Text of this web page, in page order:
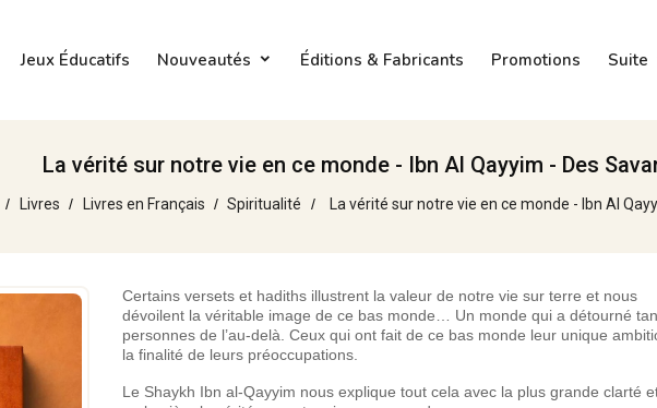
Jeux Éducatifs Nouveautés Éditions & Fabricants Promotions Suite
La vérité sur notre vie en ce monde - Ibn Al Qayyim - Des
Livres Livres en Français Spiritualité La vérité sur notre vie en ce monde - Ibn Al
Certains versets et hadiths illustrent la valeur de notre vie sur terre et nous
dévoilent la véritable image de ce bas monde… Un monde qui a détourné
personnes de l’au-delà. Ceux qui ont fait de ce bas monde leur unique
la finalité de leurs préoccupations.
Le Shaykh Ibn al-Qayyim nous explique tout cela avec la plus grande clarté